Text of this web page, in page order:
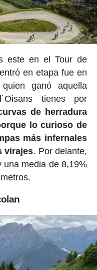
este en el Tour de
en etapa fue en
ganó aquella
tienes por
de herradura
lo curioso de
más infernales
virajes. Por delante,
una media de 8,19%